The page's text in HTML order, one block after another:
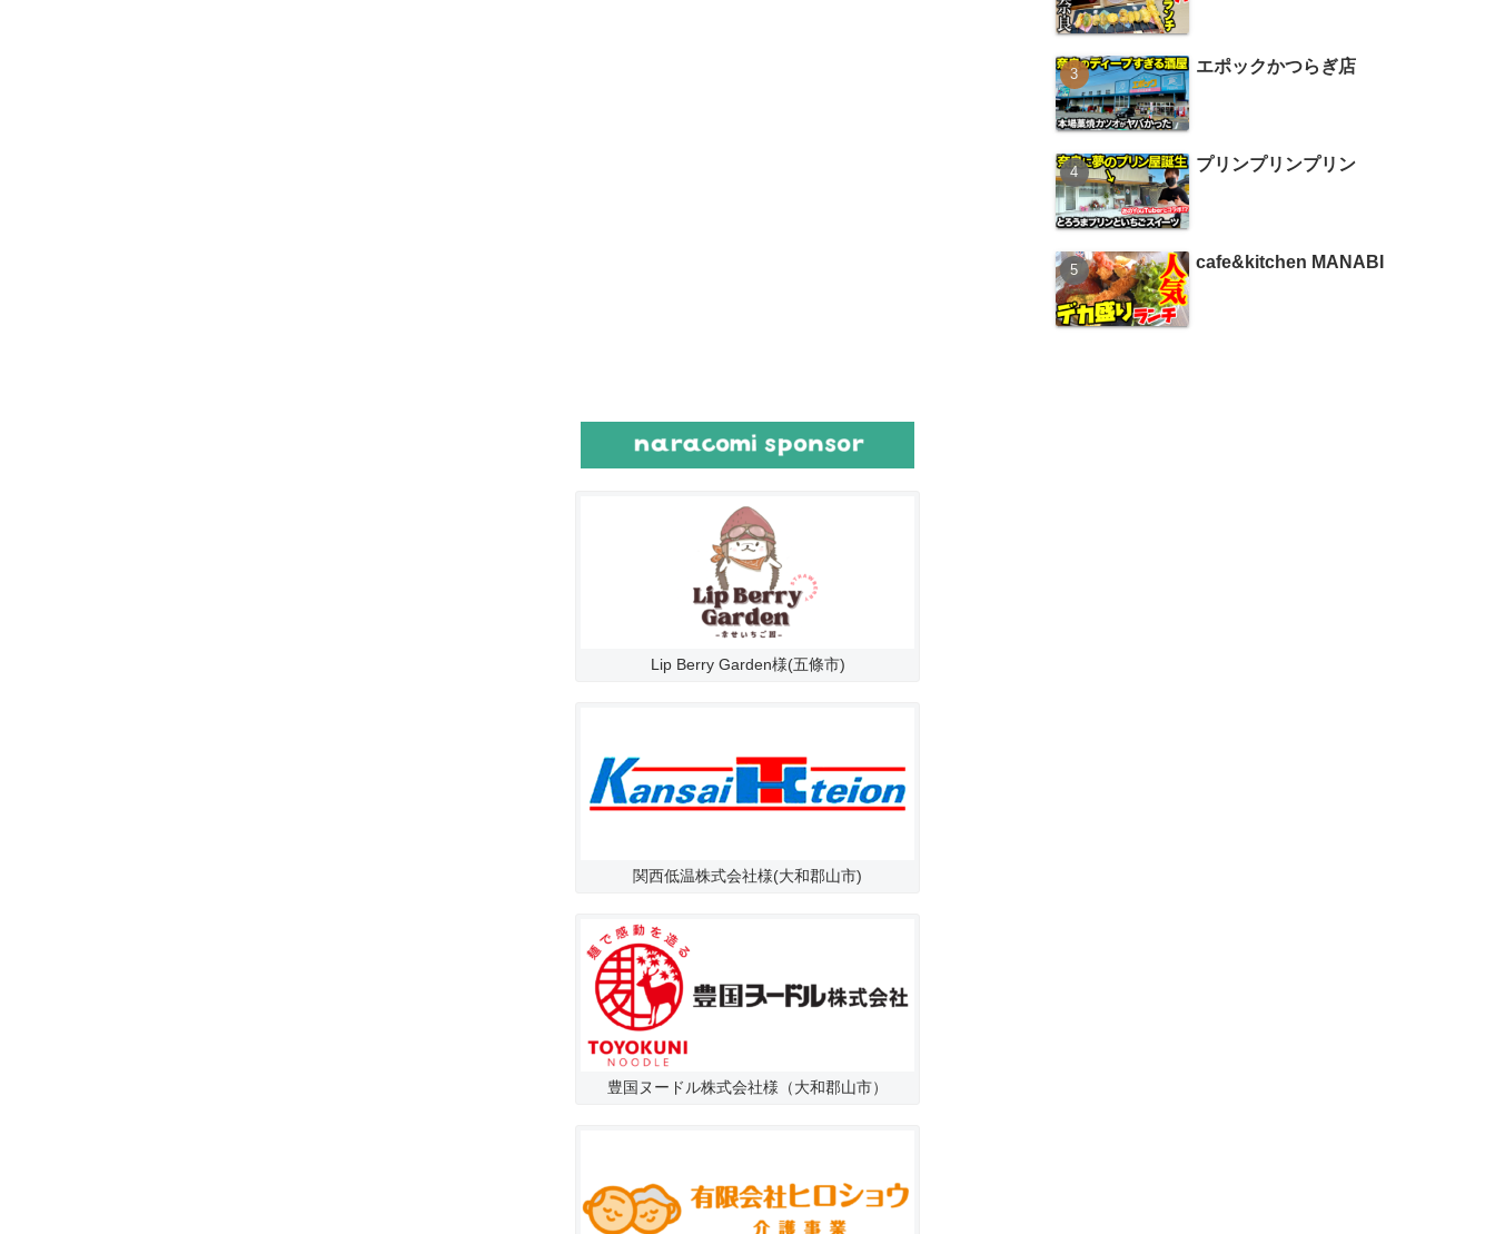
エポックかつらぎ店
プリンプリンプリン
cafe&kitchen MANABI
Lip Berry Garden様(五條市)
関西低温株式会社様(大和郡山市)
豊国ヌードル株式会社様（大和郡山市）